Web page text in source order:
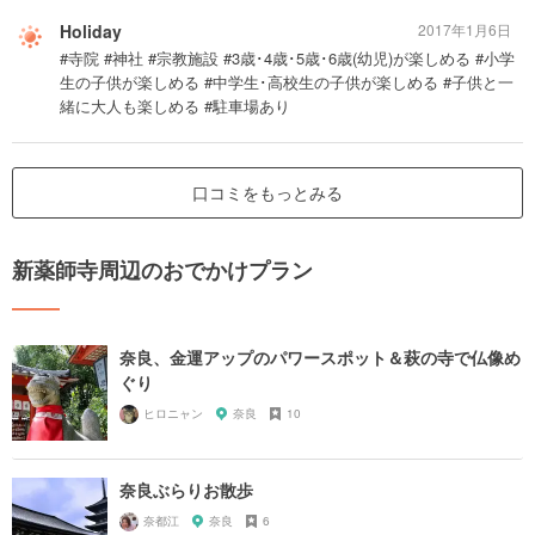
Holiday
#寺院 #神社 #宗教施設 #3歳･4歳･5歳･6歳(幼児)が楽しめる #小学
生の子供が楽しめる #中学生･高校生の子供が楽しめる #子供と一
緒に大人も楽しめる #駐車場あり
2017年1月6日
口コミをもっとみる
新薬師寺周辺のおでかけプラン
奈良、金運アップのパワースポット＆萩の寺で仏像め
ぐり
ヒロニャン 奈良 10
奈良ぶらりお散歩
奈都江 奈良 6